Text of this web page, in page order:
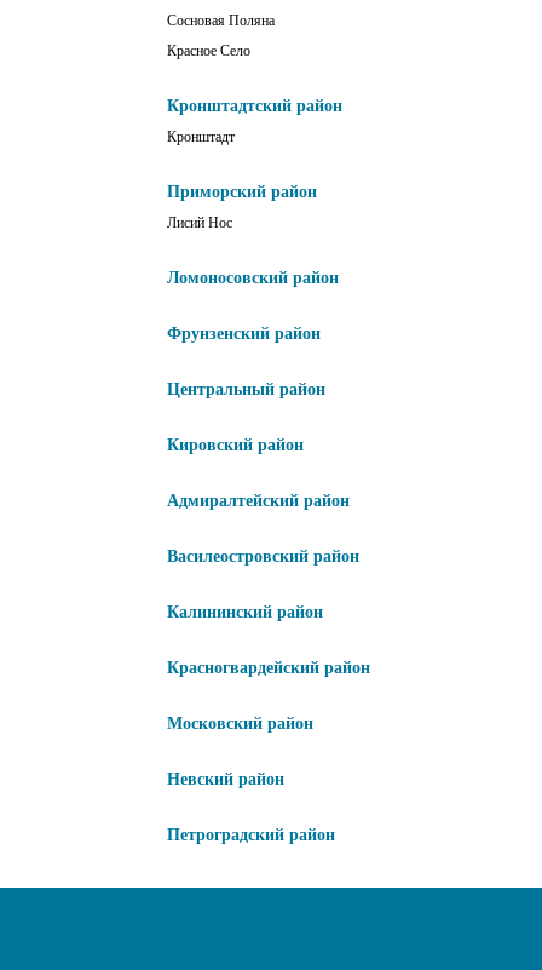
Сосновая Поляна
Красное Село
Кронштадтский район
Кронштадт
Приморский район
Лисий Нос
Ломоносовский район
Фрунзенский район
Центральный район
Кировский район
Адмиралтейский район
Василеостровский район
Калининский район
Красногвардейский район
Московский район
Невский район
Петроградский район